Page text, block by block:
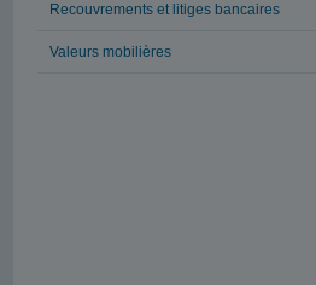
Recouvrements et litiges bancaires
Valeurs mobilières